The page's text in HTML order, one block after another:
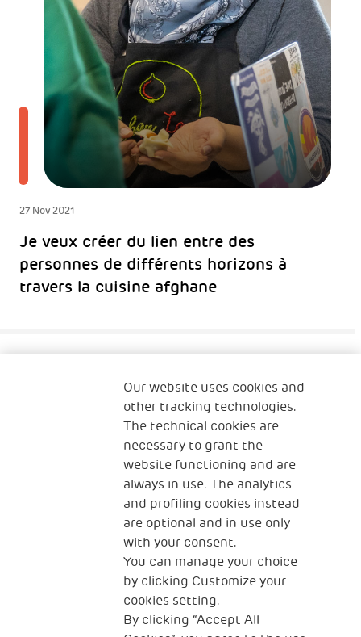
27 Nov 2021
Je veux créer du lien entre des
personnes de différents horizons à
travers la cuisine afghane
Qui sommes-nous ? Nous contacter
Programme Famille Programme Réfugiés
The Human Safety Net FRANCE
NOUS CONTACTER
Our website uses cookies and
other tracking technologies.
The technical cookies are
necessary to grant the
website functioning and are
always in use. The analytics
and profiling cookies instead
are optional and in use only
with your consent.
You can manage your choice
by clicking Customize your
cookies setting.
By clicking “Accept All